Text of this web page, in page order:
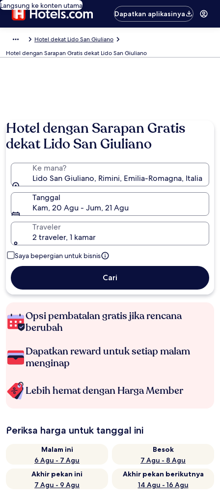
Langsung ke konten utama
Dapatkan aplikasinya
Hotel dekat Lido San Giuliano
Hotel dengan Sarapan Gratis dekat Lido San Giuliano
Hotel dengan Sarapan Gratis
dekat Lido San Giuliano
Ke mana?
Lido San Giuliano, Rimini, Emilia-Romagna, Italia
Tanggal
Kam, 20 Agu - Jum, 21 Agu
Traveler
2 traveler, 1 kamar
Saya bepergian untuk bisnis
Cari
Opsi pembatalan gratis jika rencana
berubah
Dapatkan reward untuk setiap malam
menginap
Lebih hemat dengan Harga Member
Periksa harga untuk tanggal ini
Malam ini
6 Agu - 7 Agu
Besok
7 Agu - 8 Agu
Akhir pekan ini
7 Agu - 9 Agu
Akhir pekan berikutnya
14 Agu - 16 Agu